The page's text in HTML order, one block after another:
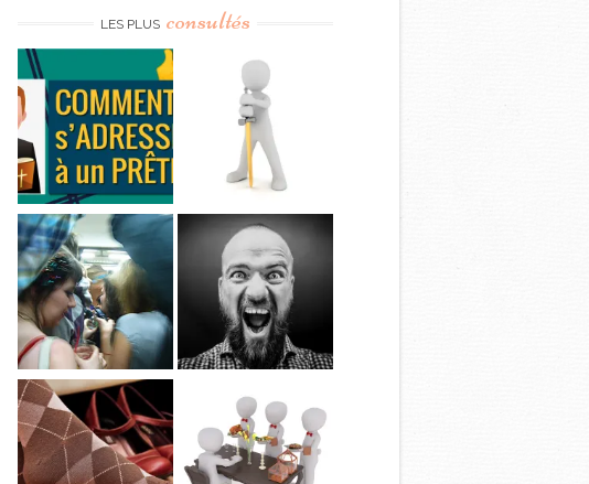
LES PLUS consultés